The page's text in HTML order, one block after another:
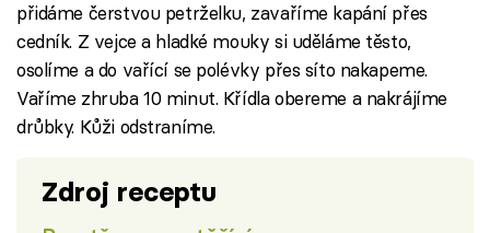
přidáme čerstvou petrželku, zavaříme kapání přes
cedník. Z vejce a hladké mouky si uděláme těsto,
osolíme a do vařící se polévky přes síto nakapeme.
Vaříme zhruba 10 minut. Křídla obereme a nakrájíme
drůbky. Kůži odstraníme.
Zdroj receptu